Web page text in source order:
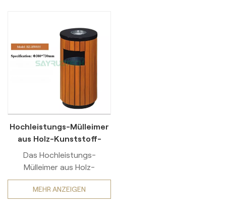
Hochleistungs-Mülleimer
aus Holz-Kunststoff-
Verbundwerkstoff (WPC)
Das Hochleistungs-
Mülleimer aus Holz-
Kunststoff-
Verbundwerkstoff (WPC)
MEHR ANZEIGEN